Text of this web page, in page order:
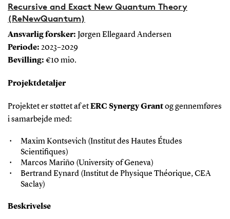
Recursive and Exact New Quantum Theory
(ReNewQuantum)
Ansvarlig forsker: Jørgen Ellegaard Andersen
Periode: 2023–2029
Bevilling: €10 mio.
Projektdetaljer
Projektet er støttet af etERC Synergy Grantog gennemføres
i samarbejde med:
Maxim Kontsevich (Institut des Hautes Études
Scientifiques)
Marcos Mariño (University of Geneva)
Bertrand Eynard (Institut de Physique Théorique, CEA
Saclay)
Beskrivelse